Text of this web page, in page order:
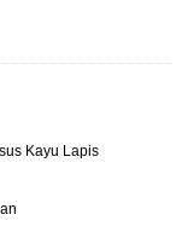
Kayu Lapis